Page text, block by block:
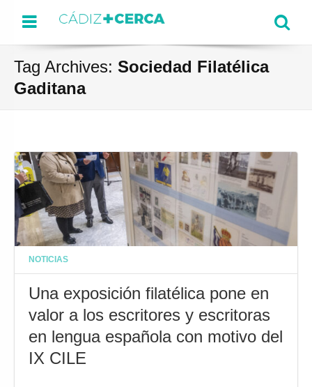
Menu
Tag Archives: Sociedad Filatélica
Gaditana
NOTICIAS
Una exposición filatélica pone en
valor a los escritores y escritoras
en lengua española con motivo del
IX CILE